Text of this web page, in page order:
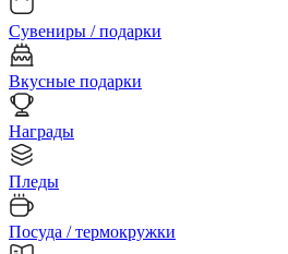
Сувениры / подарки
Вкусные подарки
Награды
Пледы
Посуда / термокружки